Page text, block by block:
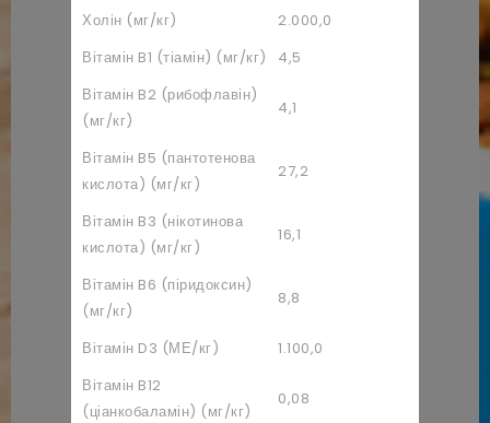
Холін (мг/кг)
2.000,0
Вітамін B1 (тіамін) (мг/кг)
4,5
Вітамін B2 (рибофлавін)
(мг/кг)
4,1
Вітамін B5 (пантотенова
кислота) (мг/кг)
27,2
Вітамін B3 (нікотинова
кислота) (мг/кг)
16,1
Вітамін B6 (піридоксин)
(мг/кг)
8,8
Вітамін D3 (МЕ/кг)
1.100,0
Вітамін B12
(ціанкобаламін) (мг/кг)
0,08